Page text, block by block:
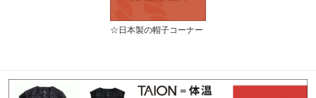
☆日本製の帽子コーナー